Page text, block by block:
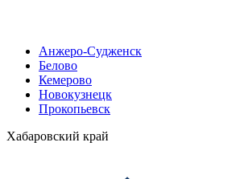
Анжеро-Судженск
Белово
Кемерово
Новокузнецк
Прокопьевск
Хабаровский край